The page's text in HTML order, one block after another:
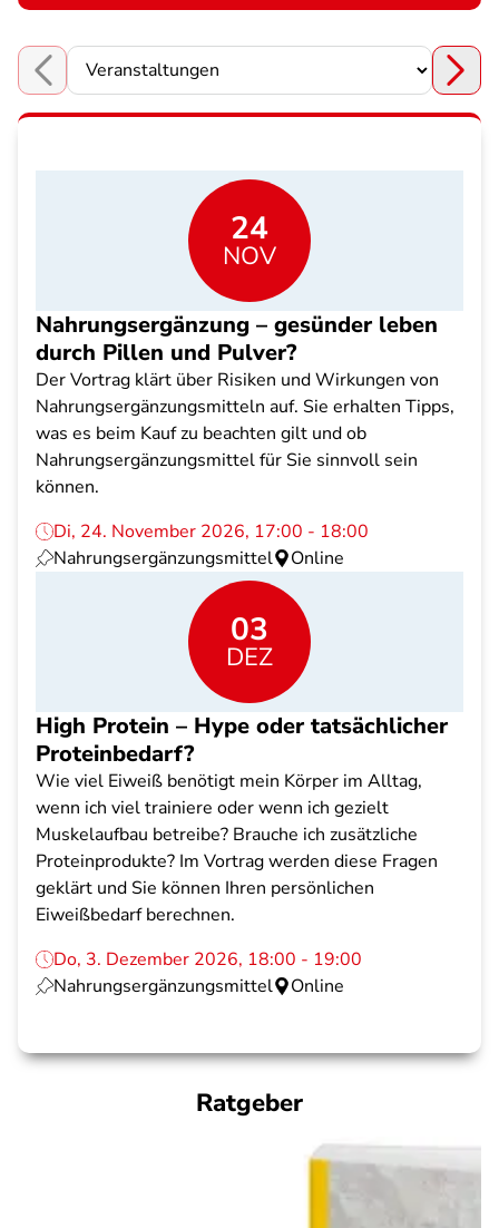
Choose a section
24
NOV
Nahrungsergänzung – gesünder leben
durch Pillen und Pulver?
Der Vortrag klärt über Risiken und Wirkungen von
Nahrungsergänzungsmitteln auf. Sie erhalten Tipps,
was es beim Kauf zu beachten gilt und ob
Nahrungsergänzungsmittel für Sie sinnvoll sein
können.
Di, 24. November 2026, 17:00 - 18:00
Nahrungsergänzungsmittel
Online
03
DEZ
High Protein – Hype oder tatsächlicher
Proteinbedarf?
Wie viel Eiweiß benötigt mein Körper im Alltag,
wenn ich viel trainiere oder wenn ich gezielt
Muskelaufbau betreibe? Brauche ich zusätzliche
Proteinprodukte? Im Vortrag werden diese Fragen
geklärt und Sie können Ihren persönlichen
Eiweißbedarf berechnen.
Do, 3. Dezember 2026, 18:00 - 19:00
Nahrungsergänzungsmittel
Online
Ratgeber